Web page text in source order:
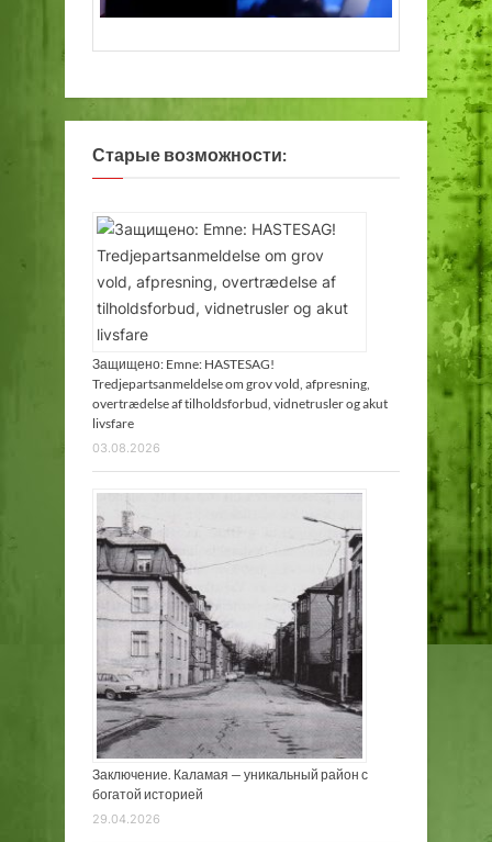
Старые возможности:
Защищено: Emne: HASTESAG!
Tredjepartsanmeldelse om grov vold, afpresning,
overtrædelse af tilholdsforbud, vidnetrusler og akut
livsfare
03.08.2026
Заключение. Каламая — уникальный район с
богатой историей
29.04.2026